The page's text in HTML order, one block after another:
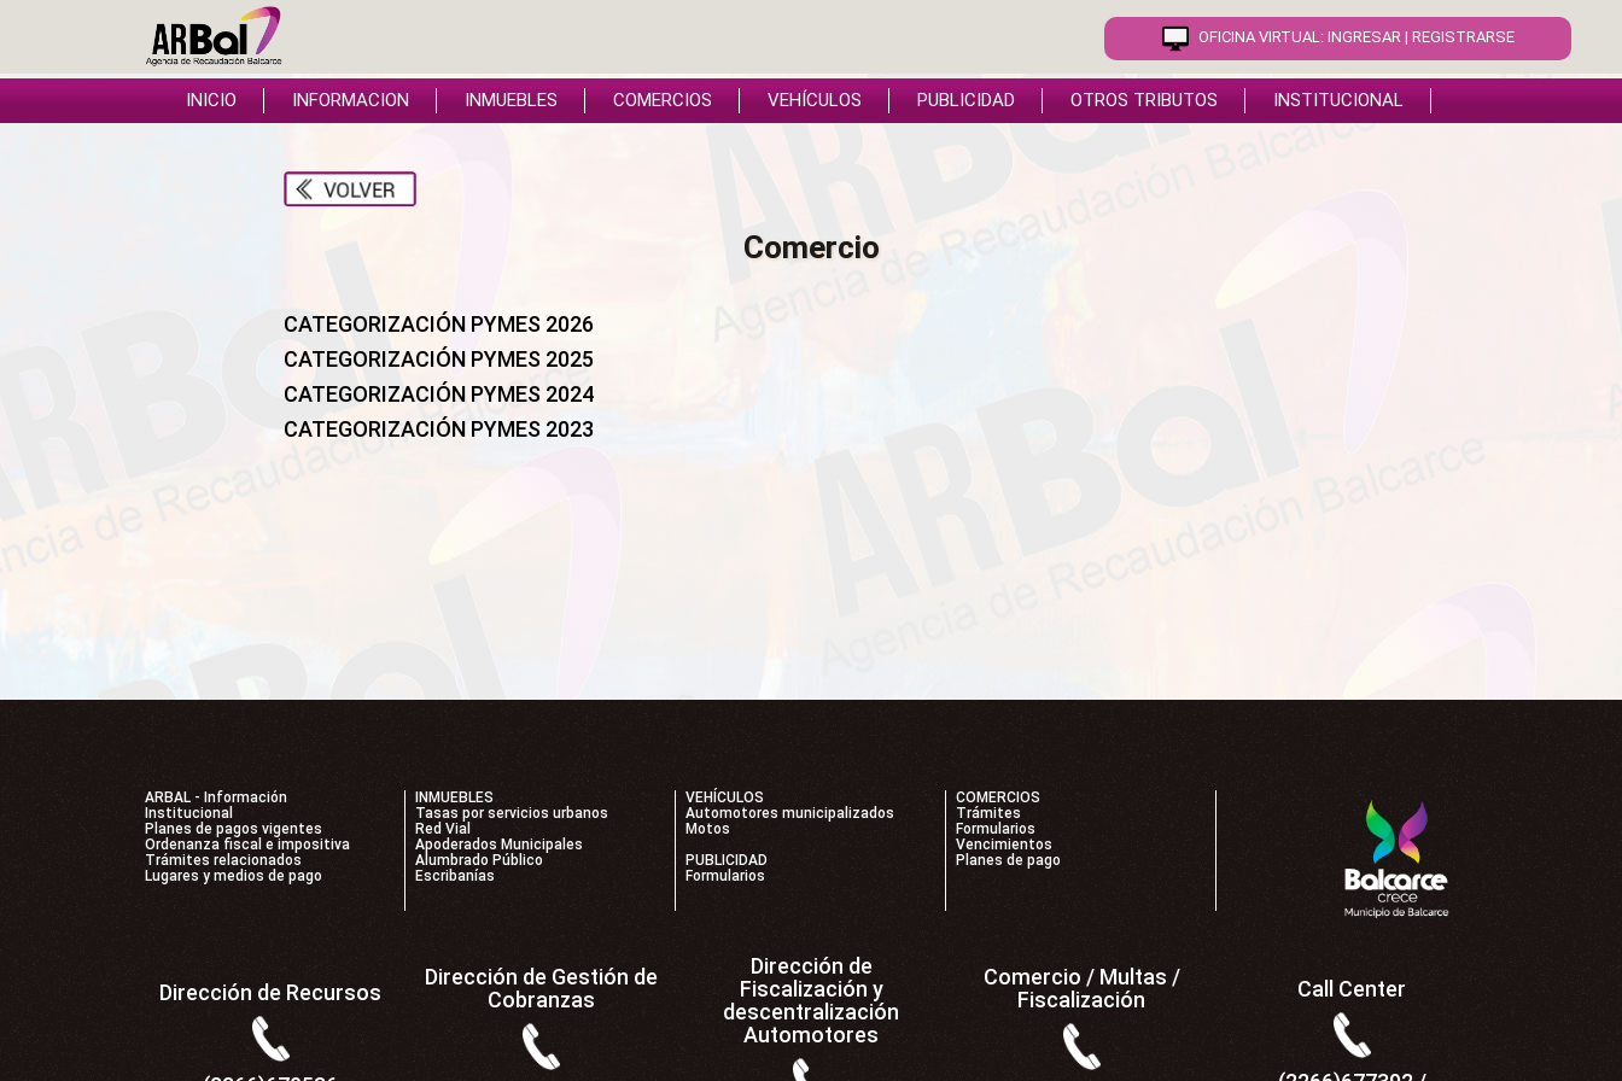
OFICINA VIRTUAL: INGRESAR| REGISTRARSE
INICIO INFORMACION INMUEBLES COMERCIOS VEHÍCULOS PUBLICIDAD OTROS TRIBUTOS INSTITUCIONAL
Comercio
CATEGORIZACIÓN PYMES 2026
CATEGORIZACIÓN PYMES 2025
CATEGORIZACIÓN PYMES 2024
CATEGORIZACIÓN PYMES 2023
ARBAL - Información
Institucional
Planes de pagos vigentes
Ordenanza fiscal e impositiva
Trámites relacionados
Lugares y medios de pago
INMUEBLES
Tasas por servicios urbanos
Red Vial
Apoderados Municipales
Alumbrado Público
Escribanías
VEHÍCULOS
Automotores municipalizados
Motos
PUBLICIDAD
Formularios
COMERCIOS
Trámites
Formularios
Vencimientos
Planes de pago
Dirección de Recursos
Dirección de Gestión de
Cobranzas
Dirección de
Fiscalización y
descentralización
Automotores
Comercio / Multas /
Fiscalización
Call Center